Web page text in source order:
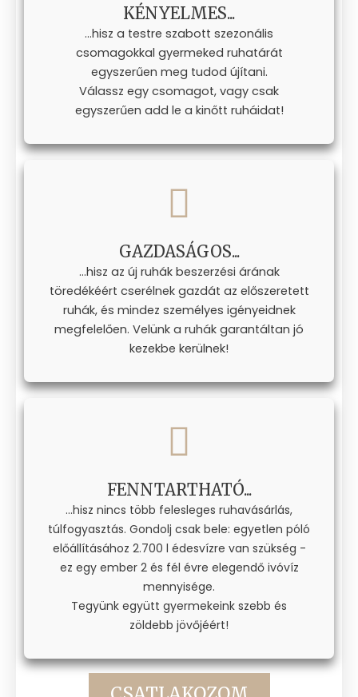
KÉNYELMES...
...hisz a testre szabott szezonális
csomagokkal gyermeked ruhatárát
egyszerűen meg tudod újítani.
Válassz egy csomagot, vagy csak
egyszerűen add le a kinőtt ruháidat!
GAZDASÁGOS...
...hisz az új ruhák beszerzési árának
töredékéért cserélnek gazdát az előszeretett
ruhák, és mindez személyes igényeidnek
megfelelően. Velünk a ruhák garantáltan jó
kezekbe kerülnek!
FENNTARTHATÓ...
...hisz nincs több felesleges ruhavásárlás,
túlfogyasztás. Gondolj csak bele: egyetlen póló
előállításához 2.700 l édesvízre van szükség -
ez egy ember 2 és fél évre elegendő ivóvíz
mennyisége.
Tegyünk együtt gyermekeink szebb és
zöldebb jövőjéért!